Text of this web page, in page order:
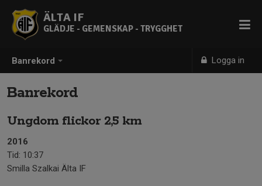
Banrekord Logga in
ÄLTA IF
GLÄDJE - GEMENSKAP - TRYGGHET
Banrekord
Ungdom flickor 2,5 km
2016
Tid: 10:37
Smilla Szalkai Älta IF